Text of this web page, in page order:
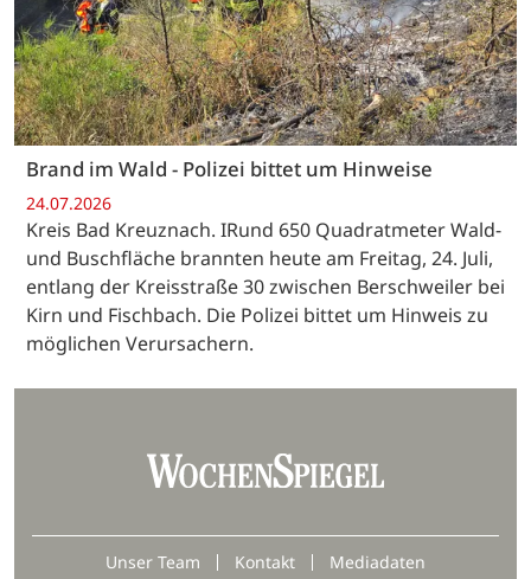
Brand im Wald - Polizei bittet um Hinweise
24.07.2026
Kreis Bad Kreuznach. IRund 650 Quadratmeter Wald-
und Buschfläche brannten heute am Freitag, 24. Juli,
entlang der Kreisstraße 30 zwischen Berschweiler bei
Kirn und Fischbach. Die Polizei bittet um Hinweis zu
möglichen Verursachern.
Unser Team Kontakt Mediadaten